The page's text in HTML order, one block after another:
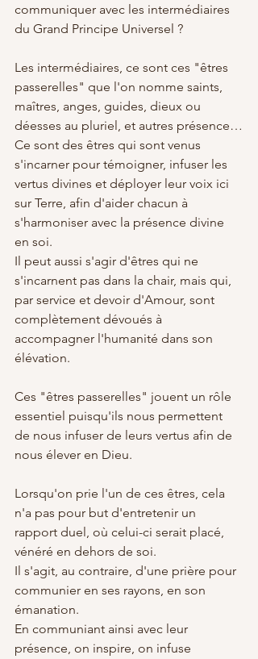
communiquer avec les intermédiaires
du Grand Principe Universel ?
Les intermédiaires, ce sont ces "êtres
passerelles" que l'on nomme saints,
maîtres, anges, guides, dieux ou
déesses au pluriel, et autres présence…
Ce sont des êtres qui sont venus
s'incarner pour témoigner, infuser les
vertus divines et déployer leur voix ici
sur Terre, afin d'aider chacun à
s'harmoniser avec la présence divine
en soi.
Il peut aussi s'agir d'êtres qui ne
s'incarnent pas dans la chair, mais qui,
par service et devoir d'Amour, sont
complètement dévoués à
accompagner l'humanité dans son
élévation.
Ces "êtres passerelles" jouent un rôle
essentiel puisqu'ils nous permettent
de nous infuser de leurs vertus afin de
nous élever en Dieu.
Lorsqu'on prie l'un de ces êtres, cela
n'a pas pour but d'entretenir un
rapport duel, où celui-ci serait placé,
vénéré en dehors de soi.
Il s'agit, au contraire, d'une prière pour
communier en ses rayons, en son
émanation.
En communiant ainsi avec leur
présence, on inspire, on infuse